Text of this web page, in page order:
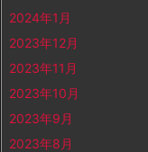
2024年1月
2023年12月
2023年11月
2023年10月
2023年9月
2023年8月